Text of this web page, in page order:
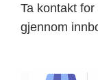
Ta kontakt
gjennom